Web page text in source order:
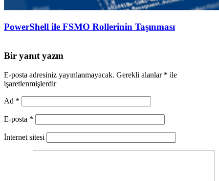
PowerShell ile FSMO Rollerinin Taşınması
Bir yanıt yazın
E-posta adresiniz yayınlanmayacak. Gerekli alanlar * ile
işaretlenmişlerdir
Ad *
E-posta *
İnternet sitesi